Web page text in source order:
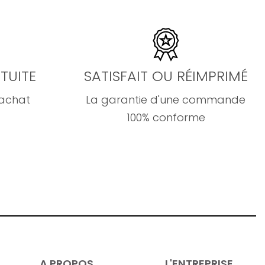
SATISFAIT OU RÉIMPRIMÉ
La garantie d'une commande
100% conforme